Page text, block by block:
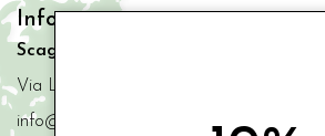
Info contatti
Scaglione Bimbi di Iacono Maria
Via Luigi Mazzella,73 80077 Ischia
info@scaglionebimbi.com